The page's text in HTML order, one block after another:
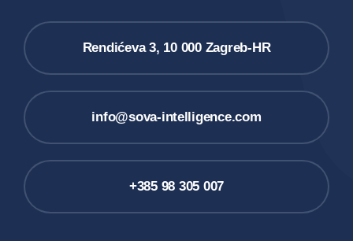
Rendićeva 3, 10 000 Zagreb-HR
info@sova-intelligence.com
+385 98 305 007